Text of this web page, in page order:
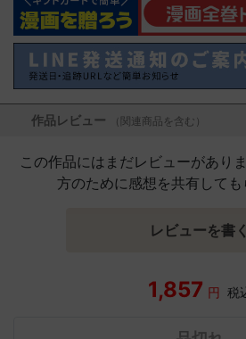
作品レビュー （関連商品を含む）
この作品にはまだレビューがあり
方のために感想を共有しても
レビューを書く
1,857 円 税